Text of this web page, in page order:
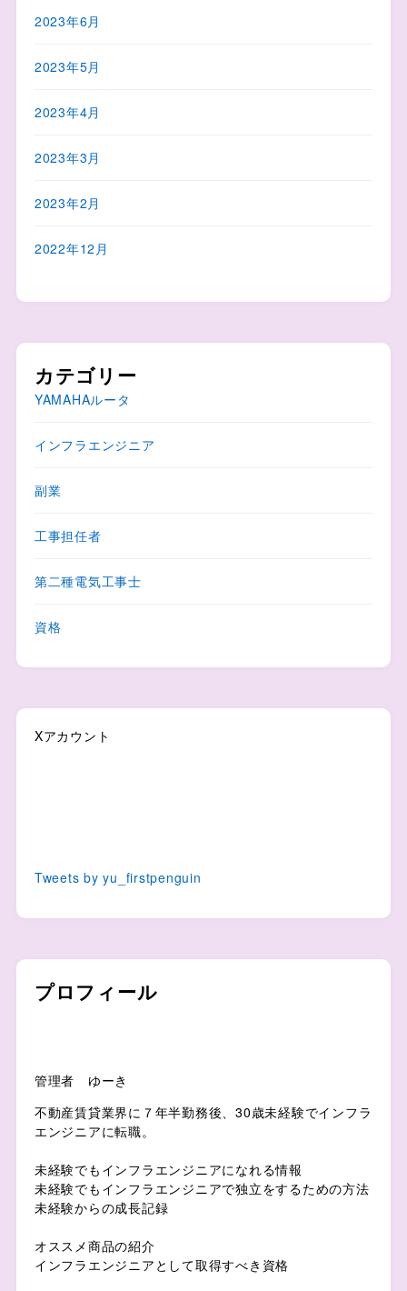
2023年6月
2023年5月
2023年4月
2023年3月
2023年2月
2022年12月
カテゴリー
YAMAHAルータ
インフラエンジニア
副業
工事担任者
第二種電気工事士
資格
Xアカウント
Tweets by yu_firstpenguin
プロフィール
管理者 ゆーき
不動産賃貸業界に７年半勤務後、30歳未経験でインフラ
エンジニアに転職。
未経験でもインフラエンジニアになれる情報
未経験でもインフラエンジニアで独立をするための方法
未経験からの成長記録
オススメ商品の紹介
インフラエンジニアとして取得すべき資格